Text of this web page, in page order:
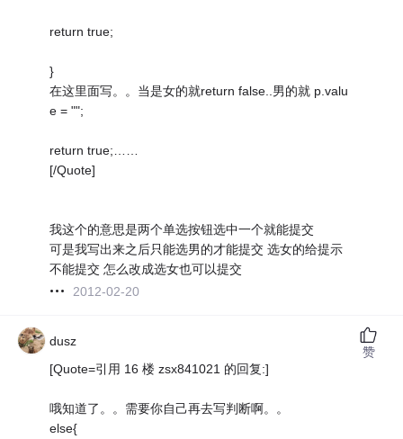
return true;
}
在这里面写。。当是女的就return false..男的就 p.valu
e = "";
return true;……
[/Quote]
我这个的意思是两个单选按钮选中一个就能提交
可是我写出来之后只能选男的才能提交 选女的给提示
不能提交 怎么改成选女也可以提交
2012-02-20
dusz
[Quote=引用 16 楼 zsx841021 的回复:]
哦知道了。。需要你自己再去写判断啊。。
else{
赞